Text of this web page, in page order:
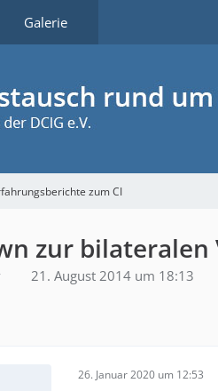
Galerie
zum CI
zur
21. August 2014 um 18:13
26. Januar 2020 um 12:53